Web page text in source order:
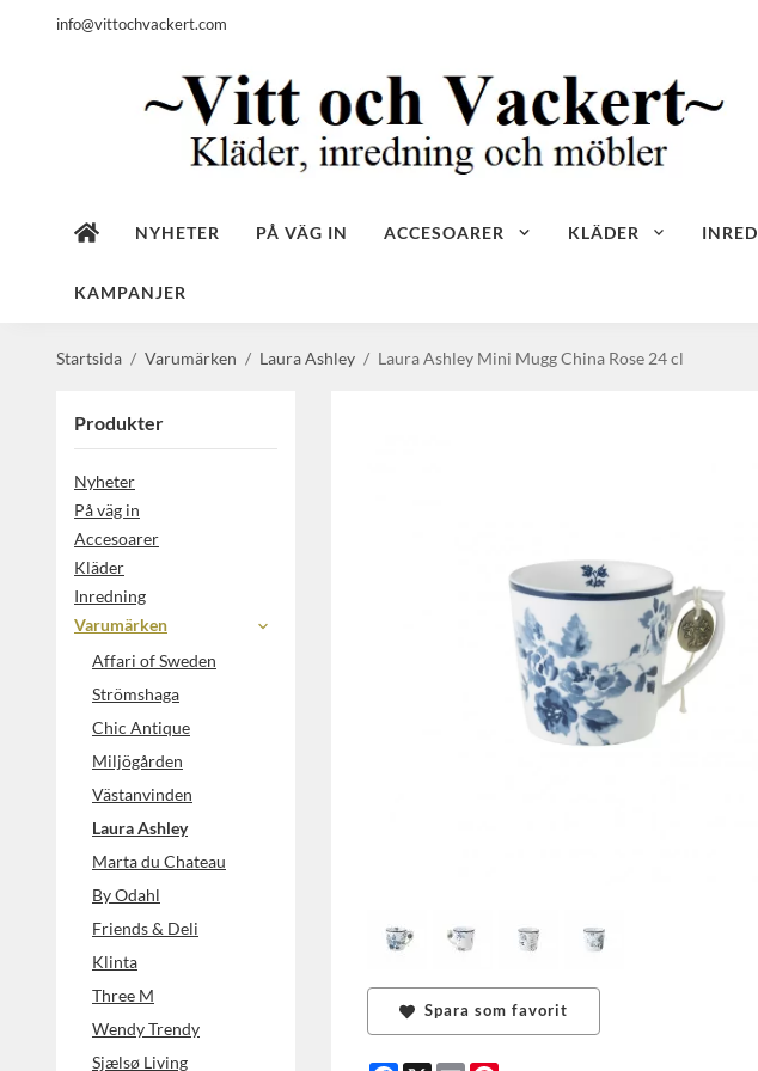
info@vittochvackert.com
NYHETER PÅ VÄG IN ACCESOARER KLÄDER
KAMPANJER
Startsida / Varumärken / Laura Ashley / Laura Ashley Mini Mugg China Rose 24 cl
Produkter
Nyheter
På väg in
Accesoarer
Kläder
Inredning
Varumärken
Affari of Sweden
Strömshaga
Chic Antique
Miljögården
Västanvinden
Laura Ashley
Marta du Chateau
By Odahl
Friends & Deli
Klinta
Three M
Wendy Trendy
Sjælsø Living
Spara som favorit